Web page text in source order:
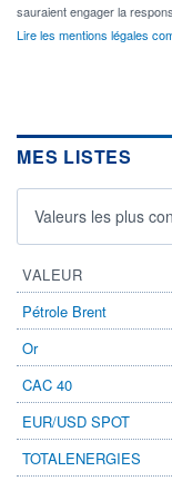
sauraient engager la
Lire les mentions légales
MES LISTES
Valeurs les plus
VALEUR
Pétrole Brent
Or
CAC 40
EUR/USD SPOT
TOTALENERGIES